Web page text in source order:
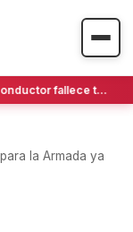
Tragedia vial en Vilagarcía: un conductor fallece tras un impacto brutal y el otro huye
la Armada ya